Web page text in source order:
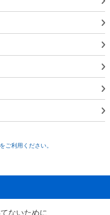
ご利用ください。
ないために